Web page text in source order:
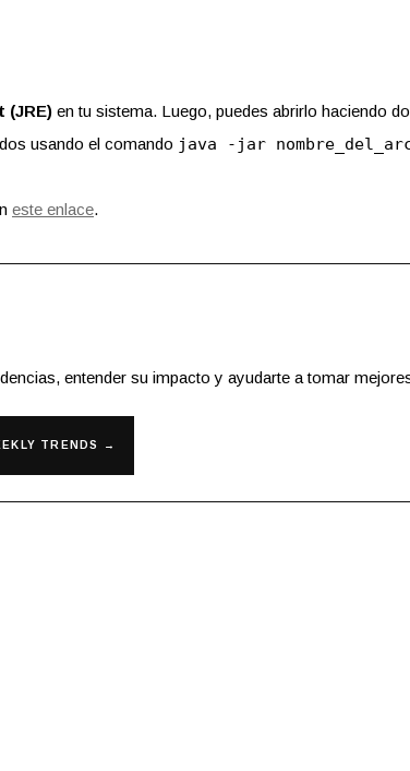
(JRE) en tu sistema. Luego, puedes abrirlo haciendo
usando el comando java -jar
este enlace.
entender su impacto y ayudarte a tomar
TRENDS →